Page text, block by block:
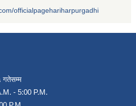
officialpagehariharpurgadhi
गतेसम्म
- 5:00 P.M.